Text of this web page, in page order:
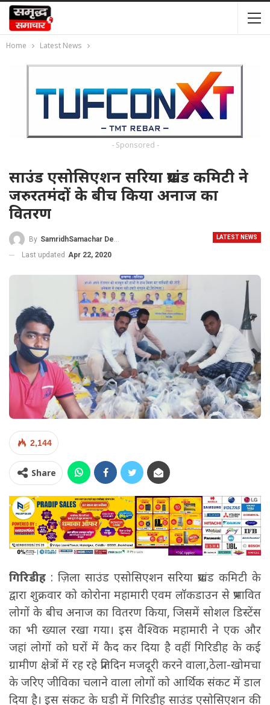
Home Latest News
- Sponsored -
साउंड एसोसिएशन सरिया प्रखंड कमिटी ने
जरुरतमंदों के बीच किया अनाज का
वितरण
LATEST NEWS
By SamridhSamachar Desk
Last updated Apr 22, 2020
2,144
Share
गिरिडीह : ज़िला साउंड एसोसिएशन सरिया प्रखंड कमिटी के
द्वारा शुक्रवार को कोरोना महामारी एवम लॉकडाउन से प्रभावित
लोगों के बीच अनाज का वितरण किया, जिसमें सोशल डिस्टेंस
का भी ख्याल रखा गया। इस वैश्विक महामारी ने एक और
जहां लोगों को घरों में कैद कर दिया है वहीं गिरिडीह के कई
ग्रामीण क्षेत्रों में रह रहे प्रतिदिन मजदूरी करने वाला,ठेला-खोमचा
के जरिए जीविका चलाने वाला लोगों को आर्थिक संकट में डाल
दिया है। इस संकट के घड़ी में गिरिडीह साउंड एसोसिएशन की